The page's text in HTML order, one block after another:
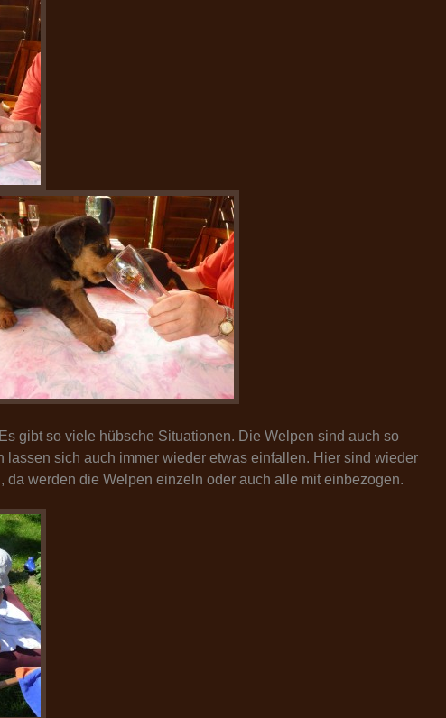
gibt so viele hübsche Situationen. Die Welpen sind auch so
lassen sich auch immer wieder etwas einfallen. Hier sind wieder
da werden die Welpen einzeln oder auch alle mit einbezogen.